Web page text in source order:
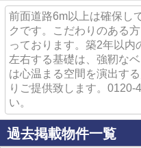
前面道路6m以上は確保し
クです。こだわりのある
っております。築2年以
左右する基礎は、強靭な
は心温まる空間を演出す
りご提供致します。0120-
い。
過去掲載物件一覧